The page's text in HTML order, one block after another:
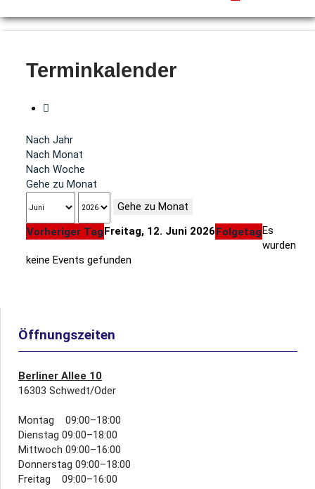
Terminkalender
Nach Jahr
Nach Monat
Nach Woche
Gehe zu Monat
Gehe zu Monat
Vorheriger TagFreitag, 12. Juni 2026FolgetagEs
wurden
keine Events gefunden
Öffnungszeiten
Berliner Allee 10
16303 Schwedt/Oder
Montag 09:00–18:00
Dienstag 09:00–18:00
Mittwoch 09:00–16:00
Donnerstag 09:00–18:00
Freitag 09:00–16:00